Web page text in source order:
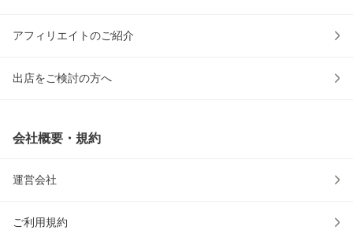
アフィリエイトのご紹介
出店をご検討の方へ
会社概要・規約
運営会社
ご利用規約